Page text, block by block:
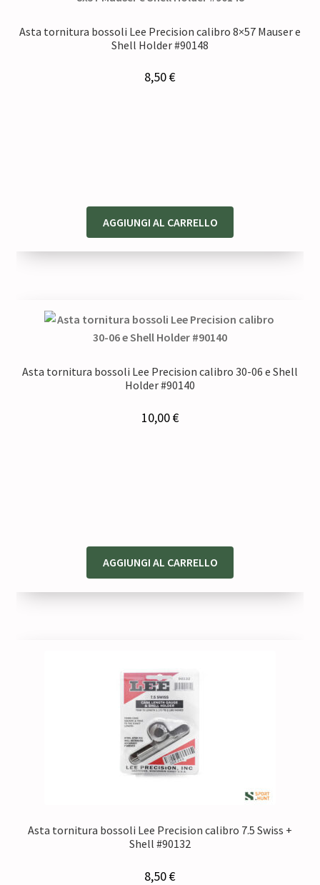
Asta tornitura bossoli Lee Precision calibro 8×57 Mauser e
Shell Holder #90148
8,50€
AGGIUNGI AL CARRELLO
Asta tornitura bossoli Lee Precision calibro 30-06 e Shell
Holder #90140
10,00€
AGGIUNGI AL CARRELLO
Asta tornitura bossoli Lee Precision calibro 7.5 Swiss +
Shell #90132
8,50€